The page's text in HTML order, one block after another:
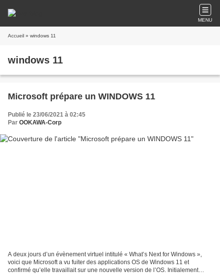
MENU
Accueil » windows 11
windows 11
Microsoft prépare un WINDOWS 11
Publié le 23/06/2021 à 02:45
Par OOKAWA-Corp
A deux jours d’un évènement virtuel intitulé « What’s Next for Windows »,
voici que Microsoft a vu fuiter des applications OS de Windows 11 et
confirmé qu’elle travaillait sur une nouvelle version de l’OS. Initialement